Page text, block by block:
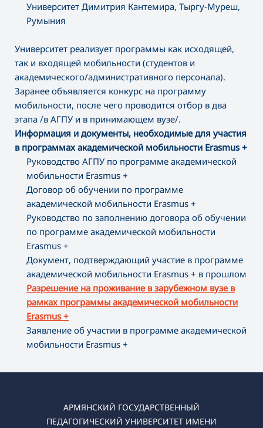
Университет Димитрия Кантемира, Тыргу-Муреш,
Румыния
Университет реализует программы как исходящей,
так и входящей мобильности (студентов и
академического/административного персонала).
Заранее объявляется конкурс на программу
мобильности, после чего проводится отбор в два
этапа /в АГПУ и в принимающем вузе/.
Информация и документы, необходимые для участия
в программах академической мобильности Erasmus +
Руководство АГПУ по программе академической
мобильности Erasmus +
Договор об обучении по программе
академической мобильности Erasmus +
Руководство по заполнению договора об обучении
по программе академической мобильности
Erasmus +
Документ, подтверждающий участие в программе
академической мобильности Erasmus + в прошлом
Разрешение на проживание в зарубежном вузе в
рамках программы академической мобильности
Erasmus +
Заявление об участии в программе академической
мобильности Erasmus +
АРМЯНСКИЙ ГОСУДАРСТВЕННЫЙ
ПЕДАГОГИЧЕСКИЙ УНИВЕРСИТЕТ ИМЕНИ